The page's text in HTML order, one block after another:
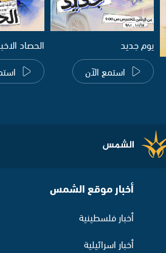
يوم جديد
استمع الآن
الحصاد
أخبار موقع الشمس
أخبار فلسطينية
أخبار اسرائيلية